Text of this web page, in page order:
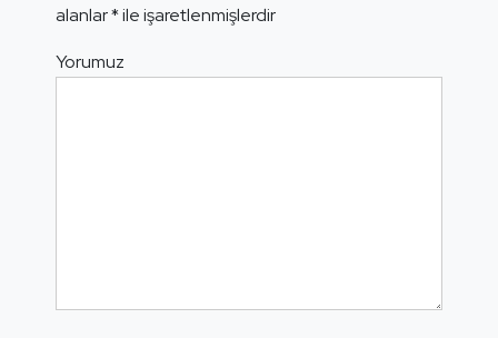
alanlar*ile işaretlenmişlerdir
Yorumuz